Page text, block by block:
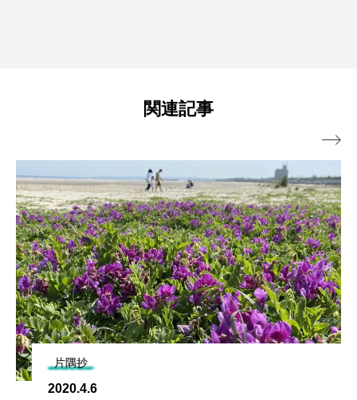
関連記事
片隅抄
2020.4.6
